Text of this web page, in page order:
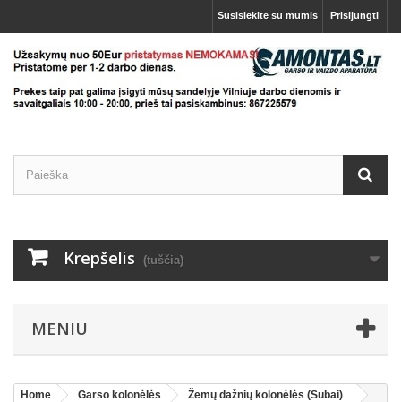
Prisijungti
Susisiekite su mumis
Krepšelis (tuščia)
MENIU
Home Garso kolonėlės
Žemų dažnių kolonėlės (Subai)